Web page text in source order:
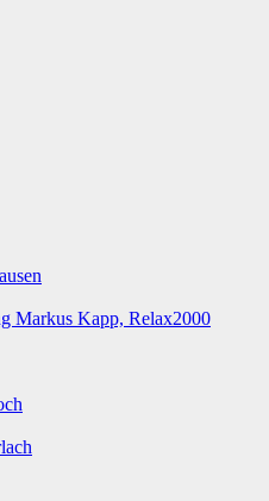
Markus Kapp, Relax2000